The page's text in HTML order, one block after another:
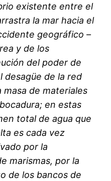
existente entre el
la mar hacia el
geográfico –
y de los
del poder de
desagüe de la red
de materiales
en estas
total de agua que
es cada vez
por la
marismas, por la
de los bancos de